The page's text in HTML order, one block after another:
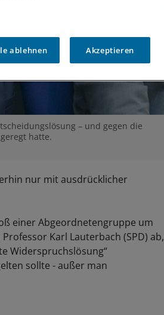
– und gegen die
hatte.
nur mit ausdrücklicher
einer Abgeordnetengruppe um
Karl Lauterbach (SPD) ab,
Widerspruchslösung“
sollte - außer man
ablehnen Akzeptieren